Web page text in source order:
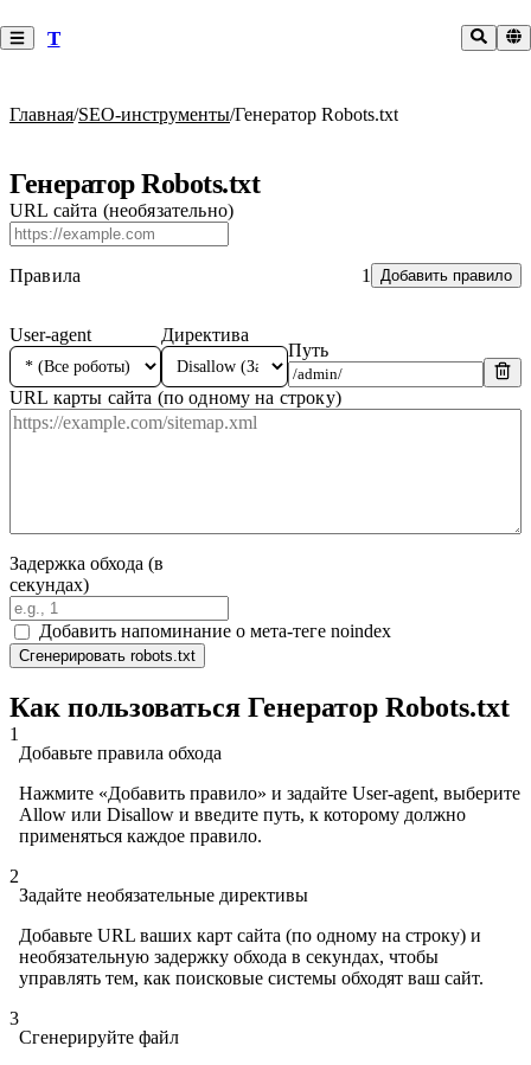
T
Главная/SEO-инструменты/Генератор Robots.txt
Генератор Robots.txt
URL сайта (необязательно)
Правила 1 Добавить правило
User-agent Директива
Путь
URL карты сайта (по одному на строку)
Задержка обхода (в
секундах)
Добавить напоминание о мета-теге noindex
Сгенерировать robots.txt
Как пользоваться Генератор Robots.txt
1
Добавьте правила обхода
Нажмите «Добавить правило» и задайте User-agent, выберите
Allow или Disallow и введите путь, к которому должно
применяться каждое правило.
2
Задайте необязательные директивы
Добавьте URL ваших карт сайта (по одному на строку) и
необязательную задержку обхода в секундах, чтобы
управлять тем, как поисковые системы обходят ваш сайт.
3
Сгенерируйте файл